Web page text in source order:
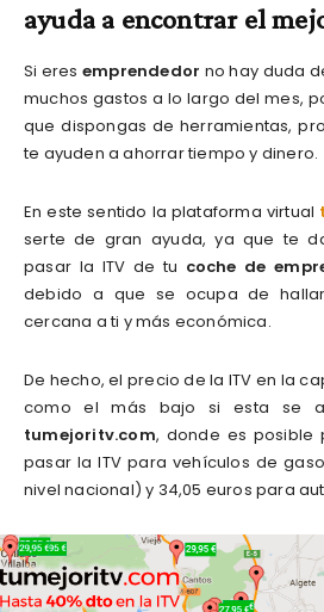
ayuda a encontrar el
Si eresemprendedor no hay duda
muchos gastos a lo largo del mes,
que dispongas de herramientas,
te ayuden a ahorrar tiempo y dinero.
En este sentido la plataforma virtual
serte de gran ayuda, ya que te
pasar la ITV de tu coche de
debido a que se ocupa de
cercana a ti y más económica.
De hecho, el precio de la ITV en la
como el más bajo si esta se
tumejoritv.com, donde es posible
pasar la ITV para vehículos de
nivel nacional) y 34,05 euros para